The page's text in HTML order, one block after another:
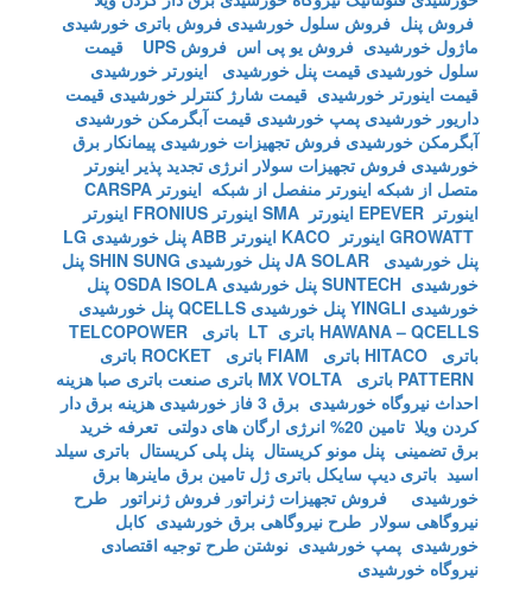
فروش پنل فروش سلول خورشیدی فروش باتری خورشیدی
ماژول خورشیدی فروش یو پی اس فروش UPS
قیمت
سلول خورشیدی قیمت پنل خورشیدی
اینورتر خورشیدی
قیمت اینورتر خورشیدی قیمت شارژ کنترلر خورشیدی قیمت
داریور خورشیدی پمپ خورشیدی قیمت آبگرمکن خورشیدی
آبگرمکن خورشیدی فروش تجهیزات خورشیدی پیمانکار برق
خورشیدی فروش تجهیزات سولار انرژی تجدید پذیر اینورتر
متصل از شبکه اینورتر منفصل از شبکه اینورتر CARSPA
اینورتر EPEVER
اینورتر SMA اینورتر FRONIUS
اینورتر
اینورتر KACO اینورتر ABB
پنل خورشیدی LG
پنل خورشیدی JA SOLAR
پنل خورشیدی SHIN SUNG
پنل
خورشیدی SUNTECH
پنل خورشیدی OSDA ISOLA
پنل
خورشیدی YINGLI
پنل خورشیدی QCELLS
پنل خورشیدی
HAWANA – QCELLS باتری LT
باتری TELCOPOWER
باتری HITACO
باتری FIAM باتری ROCKET
باتری
باتری MX VOLTA باتری صنعت باتری صبا هزینه
احداث نیروگاه خورشیدی برق 3 فاز خورشیدی
هزینه برق دار
کردن ویلا تامین 20% انرژی ارگان های دولتی
تعرفه خرید
برق تضمینی پنل مونو کریستال پنل پلی کریستال باتری سیلد
اسید باتری دیپ سایکل باتری ژل تامین برق ماینرها برق
خورشیدی
فروش تجهیزات ژنراتور فروش ژنراتور
طرح
نیروگاهی سولار طرح نیروگاهی برق خورشیدی کابل
خورشیدی پمپ خورشیدی نوشتن طرح توجیه اقتصادی
نیروگاه خورشیدی